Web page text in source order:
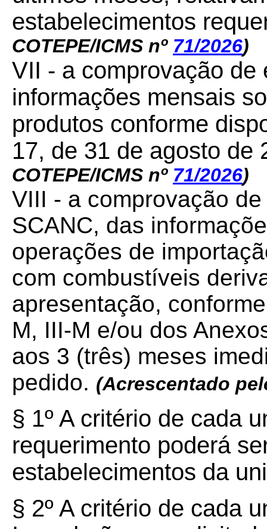
estabelecimentos
COTEPE/ICMS nº 71/2026)
VII - a comprovação de
informações mensais
produtos conforme
17, de 31 de agosto de
COTEPE/ICMS nº 71/2026)
VIII - a comprovação
SCANC, das
operações de
com combustíveis
apresentação,
M, III-M e/ou dos
aos 3 (três) meses
pedido. (Acrescentado
§ 1º A critério de cada
requerimento poderá
estabelecimentos da
§ 2º A critério de cada